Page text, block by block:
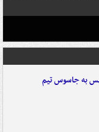
به جاسوس تیم